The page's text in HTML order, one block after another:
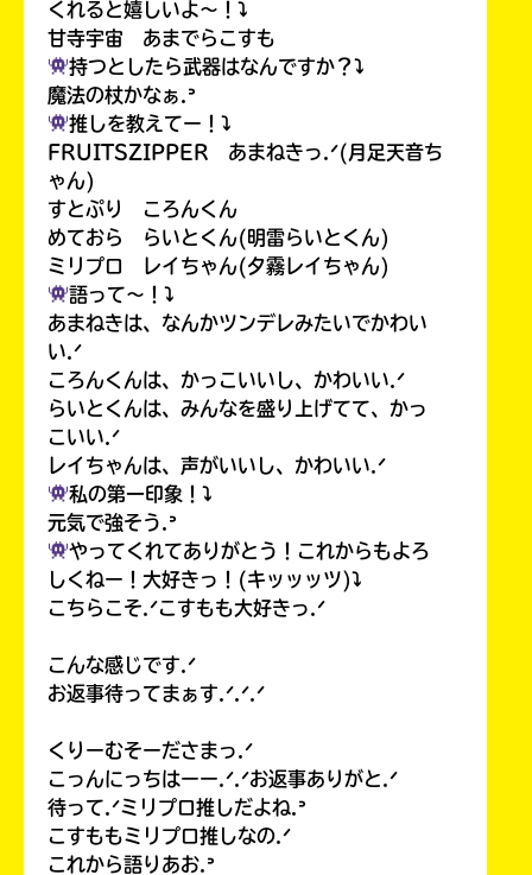
くれると嬉しいよ〜！⤵︎
甘寺宇宙 あまでらこすも
持つとしたら武器はなんですか？⤵︎
魔法の杖かなぁ.ᐣ
推しを教えてー！⤵︎
FRUITSZIPPER あまねきっ.ᐟ(月足天音ち
ゃん)
すとぷり ころんくん
めておら らいとくん(明雷らいとくん)
ミリプロ レイちゃん(夕霧レイちゃん)
語って〜！⤵︎
あまねきは、なんかツンデレみたいでかわい
い.ᐟ
ころんくんは、かっこいいし、かわいい.ᐟ
らいとくんは、みんなを盛り上げてて、かっ
こいい.ᐟ
レイちゃんは、声がいいし、かわいい.ᐟ
私の第一印象！⤵︎
元気で強そう.ᐣ
やってくれてありがとう！これからもよろ
しくねー！大好きっ！(キッッッツ)⤵︎
こちらこそ.ᐟこすもも大好きっ.ᐟ
こんな感じです.ᐟ
お返事待ってまぁす.ᐟ.ᐟ.ᐟ
くりーむそーださまっ.ᐟ
こっんにっちはーー.ᐟ.ᐟお返事ありがと.ᐟ
待って.ᐟミリプロ推しだよね.ᐣ
こすももミリプロ推しなの.ᐟ
これから語りあお.ᐣ